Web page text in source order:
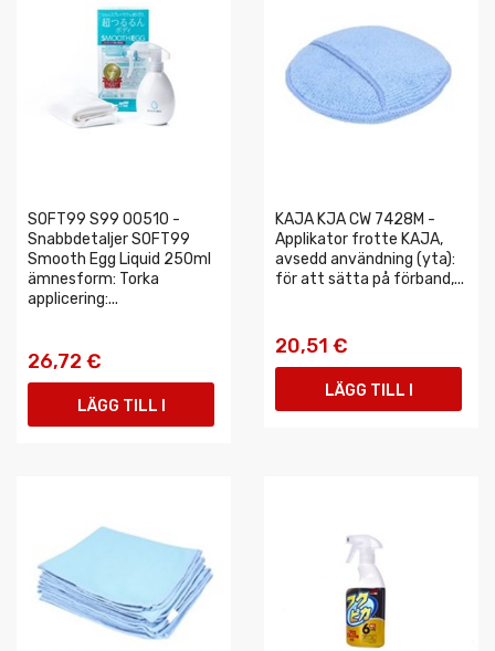
SOFT99 S99 00510 -
Snabbdetaljer SOFT99
Smooth Egg Liquid 250ml
ämnesform: Torka
applicering:...
26,72 €
LÄGG TILL I
KAJA KJA CW 7428M -
Applikator frotte KAJA,
avsedd användning (yta):
för att sätta på förband,...
20,51 €
LÄGG TILL I